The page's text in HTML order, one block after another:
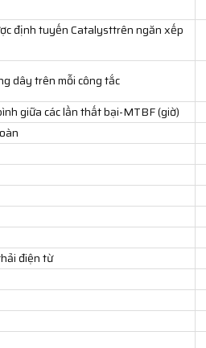
định tuyến Catalysttrên ngăn xếp
dây trên mỗi công tắc
giữa các lần thất bại-MTBF (giờ)
điện từ